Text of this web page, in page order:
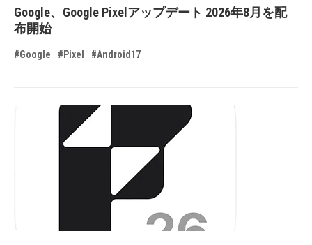
Google、Google Pixelアップデート 2026年8月を配
布開始
#Google #Pixel #Android17